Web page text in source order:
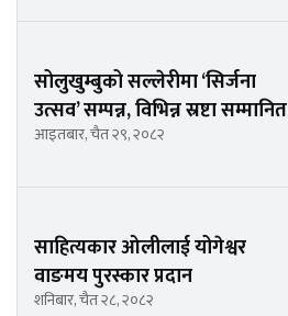
सोलुखुम्बुको सल्लेरीमा ‘सिर्जना
उत्सव’ सम्पन्न, विभिन्न स्रष्टा सम्मानित
आइतबार, चैत २९, २०८२
साहित्यकार ओलीलाई योगेश्वर
वाङमय पुरस्कार प्रदान
शनिबार, चैत २८, २०८२